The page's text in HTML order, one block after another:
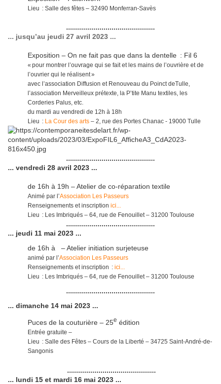
Lieu : Salle des fêtes – 32490 Monferran-Savès
.............................................
... jusqu’au jeudi 27 avril 2023 ...
Exposition – On ne fait pas que dans la dentelle : Fil 6
« pour montrer l’ouvrage qui se fait et les mains de l’ouvrière et de
l’ouvrier qui le réalisent »
avec l’association Diffusion et Renouveau du Poinct deTulle,
l’association Merveilleux prétexte, la P’tite Manu textiles, les
Corderies Palus, etc.
du mardi au vendredi de 12h à 18h
Lieu : La Cour des arts – 2, rue des Portes Chanac - 19000 Tulle
.............................................
... vendredi 28 avril 2023 ...
de 16h à 19h – Atelier de co-réparation textile
Animé par l’Association Les Passeurs
Renseignements et inscription ici...
Lieu : Les Imbriqués – 64, rue de Fenouillet – 31200 Toulouse
.............................................
... jeudi 11 mai 2023 ...
de 16h à – Atelier initiation surjeteuse
animé par l’Association Les Passeurs
Renseignements et inscription : ici...
Lieu : Les Imbriqués – 64, rue de Fenouillet – 31200 Toulouse
.............................................
... dimanche 14 mai 2023 ...
Puces de la couturière – 25e édition
Entrée gratuite –
Lieu : Salle des Fêtes – Cours de la Liberté – 34725 Saint-André-de-
Sangonis
.............................................
... lundi 15 et mardi 16 mai 2023 ...